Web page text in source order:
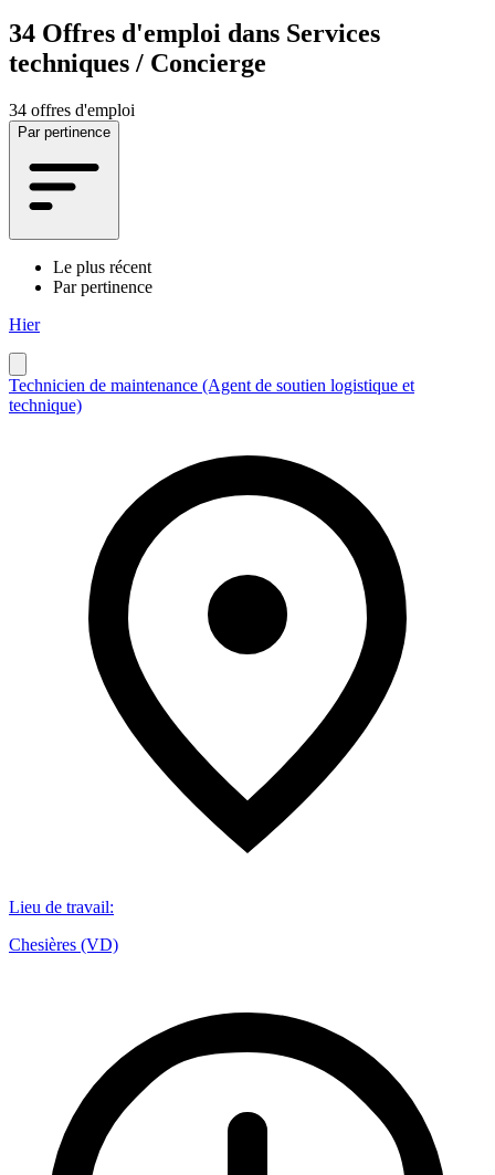
34 Offres d'emploi dans Services
techniques / Concierge
34 offres d'emploi
Par pertinence
Le plus récent
Par pertinence
Hier
Technicien de maintenance (Agent de soutien logistique et
technique)
Lieu de travail:
Chesières (VD)